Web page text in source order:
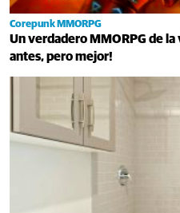
Corepunk MMORPG
Un verdadero MMORPG de la
antes, pero mejor!